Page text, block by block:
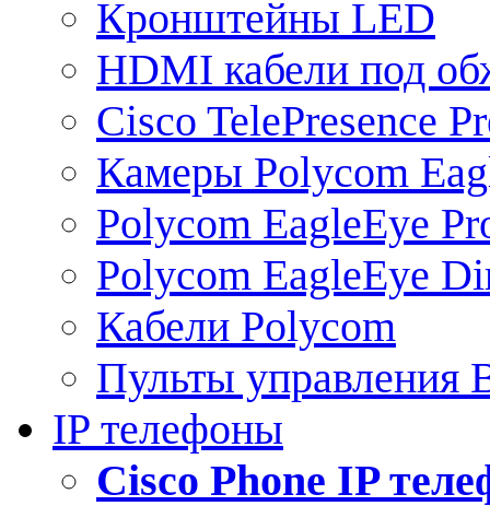
Кронштейны LED
HDMI кабели под
Cisco TelePresence
Камеры Polycom
Polycom EagleEye
Polycom EagleEye
Кабели Polycom
Пульты управления
IP телефоны
Сisco Phone IP